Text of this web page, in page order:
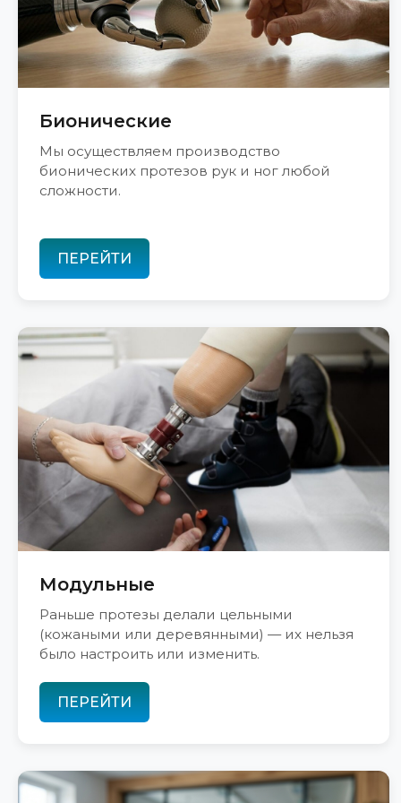
Бионические
Мы осуществляем производство
бионических протезов рук и ног любой
сложности.
ПЕРЕЙТИ
Модульные
Раньше протезы делали цельными
(кожаными или деревянными) — их нельзя
было настроить или изменить.
ПЕРЕЙТИ